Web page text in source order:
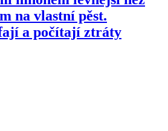
na vlastní pěst.
a počítají ztráty